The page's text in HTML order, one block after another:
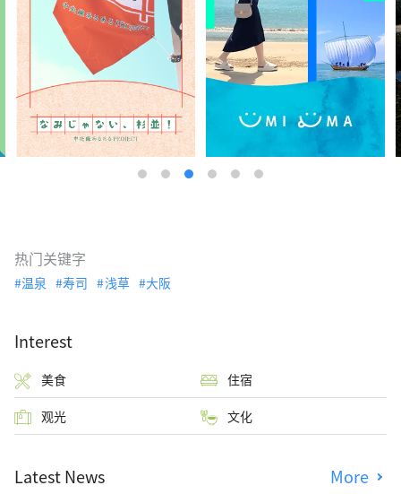
热门关键字
温泉 寿司 浅草 大阪
Interest
美食 住宿
观光 文化
Latest News More